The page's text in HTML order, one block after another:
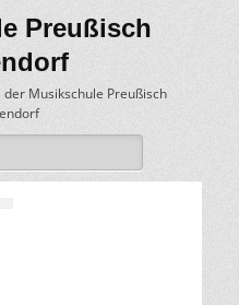
Preußisch
Musikschule Preußisch